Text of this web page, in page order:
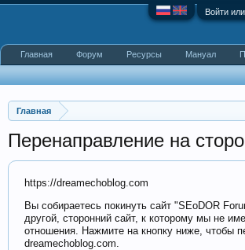
Войти
Главная
Перенаправление на
https://dreamechoblog.com
Вы собираетесь покинуть сайт "SEoDOR
другой, сторонний сайт, к которому мы не
отношения. Нажмите на кнопку ниже, чтобы
dreamechoblog.com.
Главная Форум Ресурсы Мануал